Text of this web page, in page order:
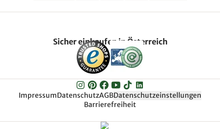
Sicher einkaufen in Österreich
ImpressumDatenschutzAGBDatenschutzeinstellungen
Barrierefreiheit